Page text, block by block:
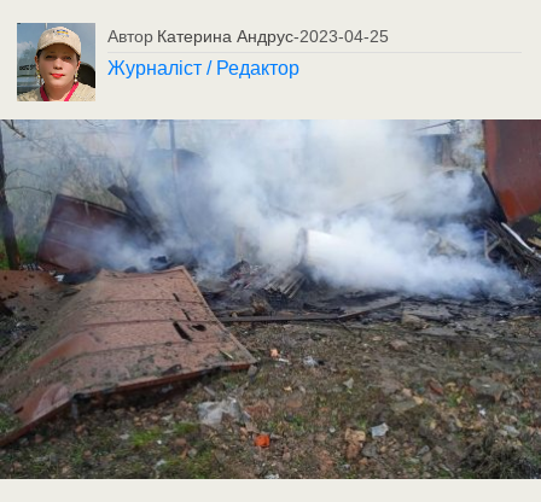
Автор Катерина Андрус-2023-04-25
Журналіст / Редактор